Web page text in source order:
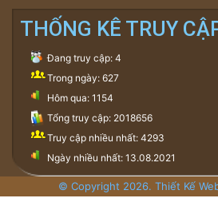
THỐNG KÊ TRUY
Đang truy cập: 4
Trong ngày: 627
Hôm qua: 1154
Tổng truy cập: 2018656
Truy cập nhiều nhất: 4293
Ngày nhiều nhất: 13.08.2021
© Copyright 2026. Thiết Kế